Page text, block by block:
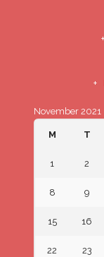
November 2021
M T
1 2
8 9
15 16
22 23